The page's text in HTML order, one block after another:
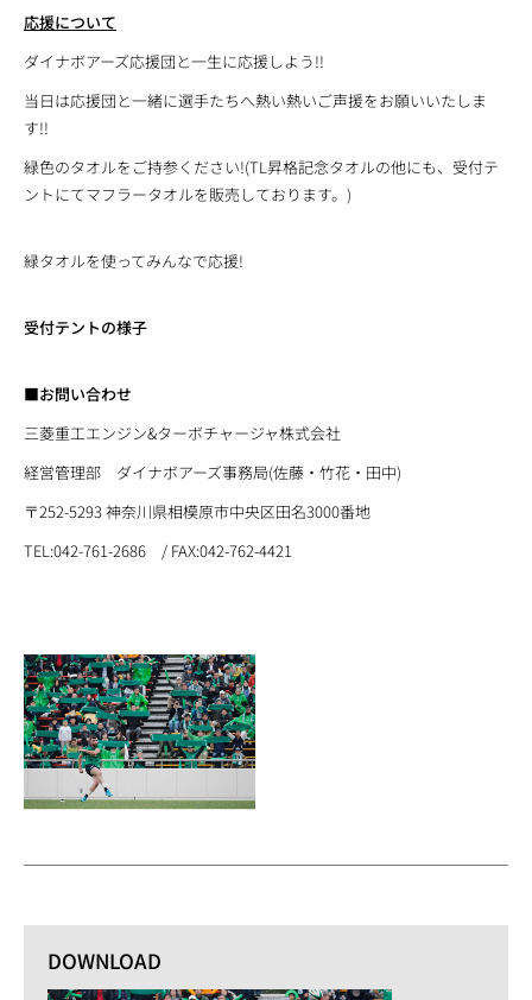
応援について
ダイナボアーズ応援団と一生に応援しよう!!
当日は応援団と一緒に選手たちへ熱い熱いご声援をお願いいたしま
す!!
緑色のタオルをご持参ください!(TL昇格記念タオルの他にも、受付テ
ントにてマフラータオルを販売しております。)
緑タオルを使ってみんなで応援!
受付テントの様子
■お問い合わせ
三菱重工エンジン&ターボチャージャ株式会社
経営管理部 ダイナボアーズ事務局(佐藤・竹花・田中)
〒252-5293 神奈川県相模原市中央区田名3000番地
TEL:042-761-2686 / FAX:042-762-4421
DOWNLOAD